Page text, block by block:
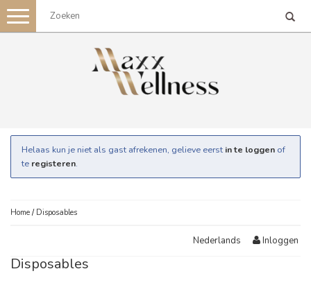
Toggle
navigation
Helaas kun je niet als gast afrekenen, gelieve eerst in te loggen of
te registeren.
Home / Disposables
Nederlands Inloggen
Disposables